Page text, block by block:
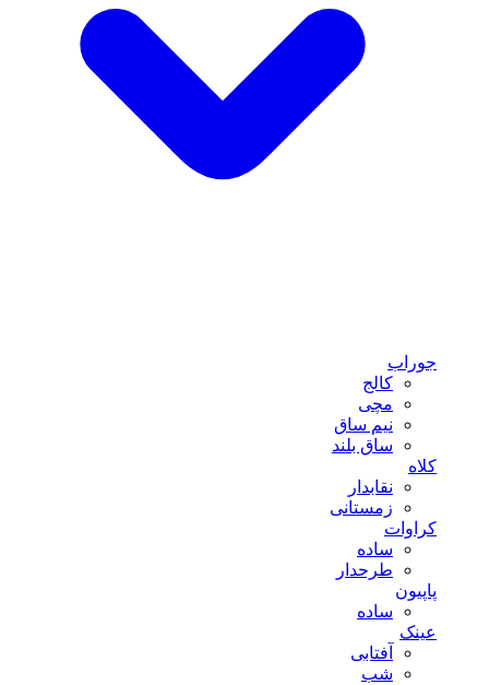
جوراب
کالج
مچی
نیم ساق
ساق بلند
کلاه
نقابدار
زمستانی
کراوات
ساده
طرحدار
پاپیون
ساده
عینک
آفتابی
شب